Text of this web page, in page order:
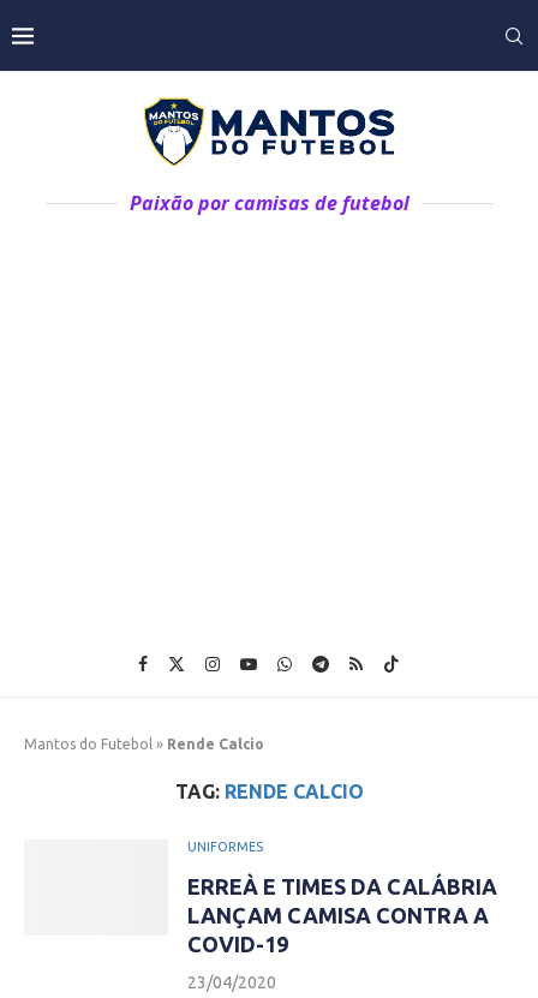
Paixão por camisas de futebol
Mantos do Futebol » Rende Calcio
TAG: RENDE CALCIO
UNIFORMES
ERREÀ E TIMES DA CALÁBRIA
LANÇAM CAMISA CONTRA A
COVID-19
23/04/2020